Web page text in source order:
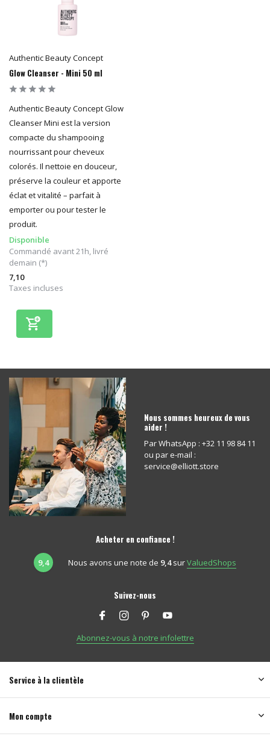
Authentic Beauty Concept
Glow Cleanser - Mini 50 ml
Authentic Beauty Concept Glow
Cleanser Mini est la version
compacte du shampooing
nourrissant pour cheveux
colorés. Il nettoie en douceur,
préserve la couleur et apporte
éclat et vitalité – parfait à
emporter ou pour tester le
produit.
Disponible
Commandé avant 21h, livré
demain (*)
7,10
Taxes incluses
Nous sommes heureux de vous
aider !
Par WhatsApp : +32 11 98 84 11
ou par e-mail :
service@elliott.store
Acheter en confiance !
9,4 Nous avons une note de 9,4surValuedShops
Suivez-nous
Abonnez-vous à notre infolettre
Service à la clientèle
Mon compte